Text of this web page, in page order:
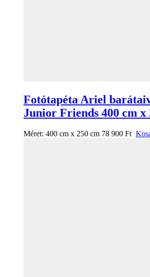
Fotótapéta Ariel
Junior Friends 400 cm x
Méret: 400 cm x 250 cm 78 900 Ft